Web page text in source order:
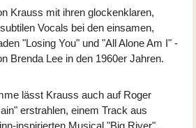
Krauss mit ihren glockenklaren,
Vocals bei den einsamen,
"Losing You" und "All Alone Am I" -
Brenda Lee in den 1960er Jahren.
lässt Krauss auch auf Roger
erstrahlen, einem Track aus
inspirierten Musical "Big River".